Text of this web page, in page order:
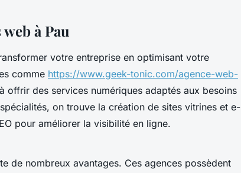
à Pau
votre entreprise en optimisant votre
comme https://www.geek-tonic.com/agence-web-
offrir des services numériques adaptés aux besoins
on trouve la création de sites vitrines et e-
pour améliorer la visibilité en ligne.
de nombreux avantages. Ces agences possèdent